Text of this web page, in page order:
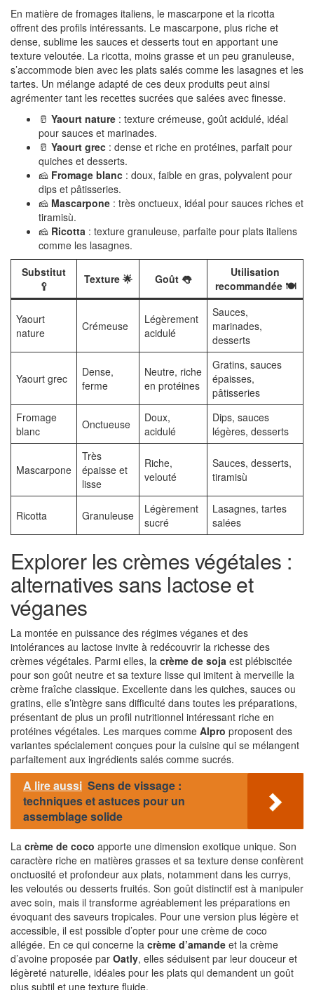
En matière de fromages italiens, le mascarpone et la ricotta
offrent des profils intéressants. Le mascarpone, plus riche et
dense, sublime les sauces et desserts tout en apportant une
texture veloutée. La ricotta, moins grasse et un peu granuleuse,
s’accommode bien avec les plats salés comme les lasagnes et les
tartes. Un mélange adapté de ces deux produits peut ainsi
agrémenter tant les recettes sucrées que salées avec finesse.
🥛 Yaourt nature : texture crémeuse, goût acidulé, idéal
pour sauces et marinades.
🥛 Yaourt grec : dense et riche en protéines, parfait pour
quiches et desserts.
🧀 Fromage blanc : doux, faible en gras, polyvalent pour
dips et pâtisseries.
🧀 Mascarpone : très onctueux, idéal pour sauces riches et
tiramisù.
🧀 Ricotta : texture granuleuse, parfaite pour plats italiens
comme les lasagnes.
Substitut
🥄
Texture 🌟 Goût 👅
Utilisation
recommandée 🍽️
Yaourt
nature
Crémeuse
Légèrement
acidulé
Sauces,
marinades,
desserts
Yaourt grec
Dense,
ferme
Neutre, riche
en protéines
Gratins, sauces
épaisses,
pâtisseries
Fromage
blanc
Onctueuse
Doux,
acidulé
Dips, sauces
légères, desserts
Mascarpone
Très
épaisse et
lisse
Riche,
velouté
Sauces, desserts,
tiramisù
Ricotta Granuleuse
Légèrement
sucré
Lasagnes, tartes
salées
Explorer les crèmes végétales :
alternatives sans lactose et
véganes
La montée en puissance des régimes véganes et des
intolérances au lactose invite à redécouvrir la richesse des
crèmes végétales. Parmi elles, la crème de soja est plébiscitée
pour son goût neutre et sa texture lisse qui imitent à merveille la
crème fraîche classique. Excellente dans les quiches, sauces ou
gratins, elle s’intègre sans difficulté dans toutes les préparations,
présentant de plus un profil nutritionnel intéressant riche en
protéines végétales. Les marques comme Alpro proposent des
variantes spécialement conçues pour la cuisine qui se mélangent
parfaitement aux ingrédients salés comme sucrés.
A lire aussi Sens de vissage :
techniques et astuces pour un
assemblage solide
La crème de coco apporte une dimension exotique unique. Son
caractère riche en matières grasses et sa texture dense confèrent
onctuosité et profondeur aux plats, notamment dans les currys,
les veloutés ou desserts fruités. Son goût distinctif est à manipuler
avec soin, mais il transforme agréablement les préparations en
évoquant des saveurs tropicales. Pour une version plus légère et
accessible, il est possible d’opter pour une crème de coco
allégée. En ce qui concerne la crème d’amande et la crème
d’avoine proposée par Oatly, elles séduisent par leur douceur et
légèreté naturelle, idéales pour les plats qui demandent un goût
plus subtil et une texture fluide.